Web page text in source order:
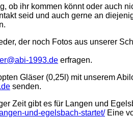
ob ihr kommen könnt oder auch
seid und auch gerne an
der noch Fotos aus unserer
1993.de erfragen.
Gläser (0,25l) mit unserem
senden.
Zeit gibt es für Langen und
und-egelsbach-startet/Eine